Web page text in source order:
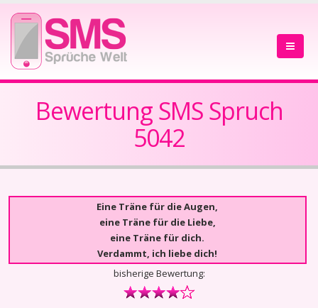
Bewertung SMS Spruch
5042
Eine Träne für die Augen,
eine Träne für die Liebe,
eine Träne für dich.
Verdammt, ich liebe dich!
bisherige Bewertung: